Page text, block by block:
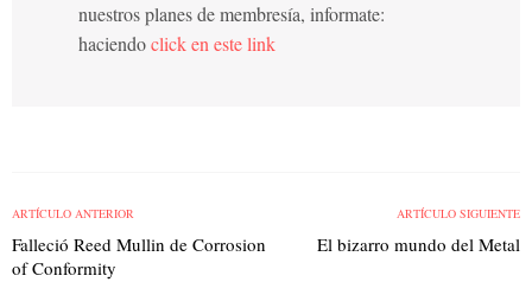
nuestros planes de membresía, informate:
haciendoclick en este link
ARTÍCULO ANTERIOR
Falleció Reed Mullin de Corrosion
of Conformity
ARTÍCULO SIGUIENTE
El bizarro mundo del Metal